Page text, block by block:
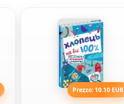
Prezzo: 10.10 EUR